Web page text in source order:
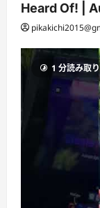
Heard Of! |
1 分読み取り